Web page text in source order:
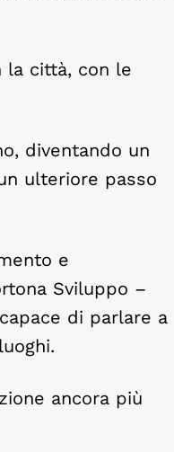
la città, con le
diventando un
ulteriore passo
e
Sviluppo –
di parlare a
ancora più